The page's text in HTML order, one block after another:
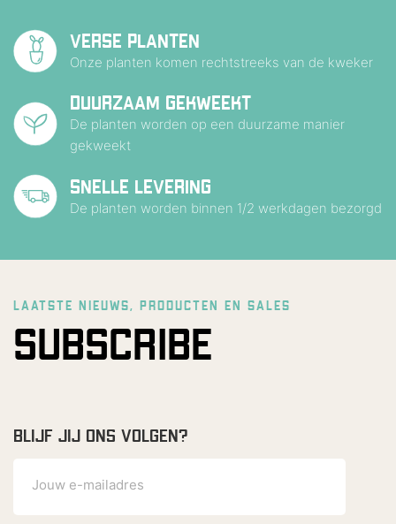
VERSE PLANTEN
Onze planten komen rechtstreeks van de kweker
DUURZAAM GEKWEEKT
De planten worden op een duurzame manier
gekweekt
SNELLE LEVERING
De planten worden binnen 1/2 werkdagen bezorgd
LAATSTE NIEUWS, PRODUCTEN EN SALES
SUBSCRIBE
BLIJF JIJ ONS VOLGEN?